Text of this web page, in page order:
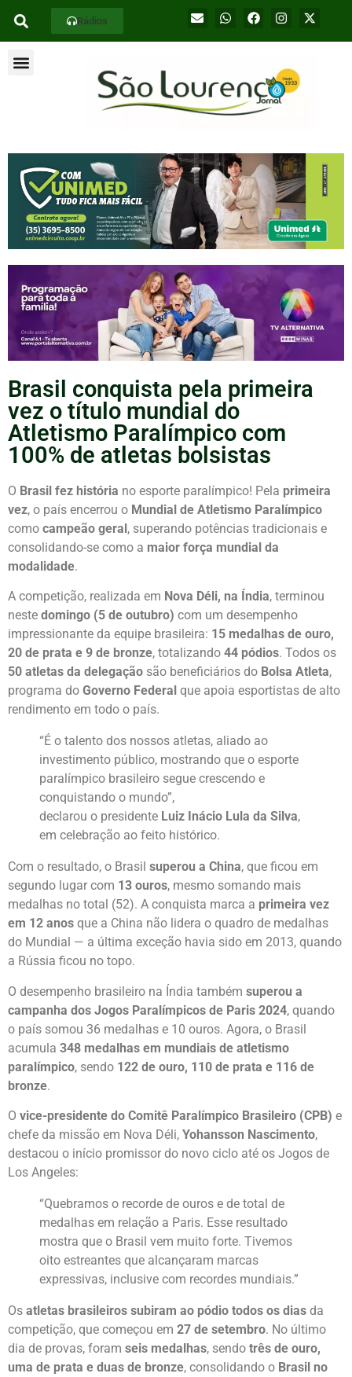
Rádios
Brasil conquista pela primeira
vez o título mundial do
Atletismo Paralímpico com
100% de atletas bolsistas
O Brasil fez história no esporte paralímpico! Pela primeira
vez, o país encerrou o Mundial de Atletismo Paralímpico
como campeão geral, superando potências tradicionais e
consolidando-se como a maior força mundial da
modalidade.
A competição, realizada em Nova Déli, na Índia, terminou
neste domingo (5 de outubro) com um desempenho
impressionante da equipe brasileira: 15 medalhas de ouro,
20 de prata e 9 de bronze, totalizando 44 pódios. Todos os
50 atletas da delegação são beneficiários do Bolsa Atleta,
programa do Governo Federal que apoia esportistas de alto
rendimento em todo o país.
“É o talento dos nossos atletas, aliado ao
investimento público, mostrando que o esporte
paralímpico brasileiro segue crescendo e
conquistando o mundo”,
declarou o presidente Luiz Inácio Lula da Silva,
em celebração ao feito histórico.
Com o resultado, o Brasil superou a China, que ficou em
segundo lugar com 13 ouros, mesmo somando mais
medalhas no total (52). A conquista marca a primeira vez
em 12 anos que a China não lidera o quadro de medalhas
do Mundial — a última exceção havia sido em 2013, quando
a Rússia ficou no topo.
O desempenho brasileiro na Índia também superou a
campanha dos Jogos Paralímpicos de Paris 2024, quando
o país somou 36 medalhas e 10 ouros. Agora, o Brasil
acumula 348 medalhas em mundiais de atletismo
paralímpico, sendo 122 de ouro, 110 de prata e 116 de
bronze.
O vice-presidente do Comitê Paralímpico Brasileiro (CPB) e
chefe da missão em Nova Déli, Yohansson Nascimento,
destacou o início promissor do novo ciclo até os Jogos de
Los Angeles:
“Quebramos o recorde de ouros e de total de
medalhas em relação a Paris. Esse resultado
mostra que o Brasil vem muito forte. Tivemos
oito estreantes que alcançaram marcas
expressivas, inclusive com recordes mundiais.”
Os atletas brasileiros subiram ao pódio todos os dias da
competição, que começou em 27 de setembro. No último
dia de provas, foram seis medalhas, sendo três de ouro,
uma de prata e duas de bronze, consolidando o Brasil no